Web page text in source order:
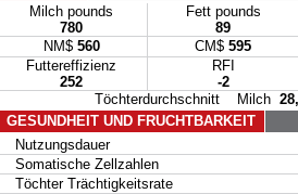
Milch pounds
780
Fett pounds
89
NM$ 560 CM$ 595
Futtereffizienz
252
RFI
-2
Töchterdurchschnitt Milch
GESUNDHEIT UND FRUCHTBARKEIT
Nutzungsdauer
Somatische Zellzahlen
Töchter Trächtigkeitsrate